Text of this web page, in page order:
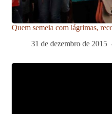
Quem semeia com lágrimas,
31 de dezembro de 2015